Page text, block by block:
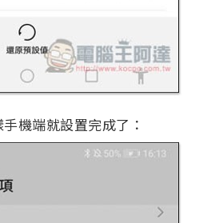
機端就設置完成了：